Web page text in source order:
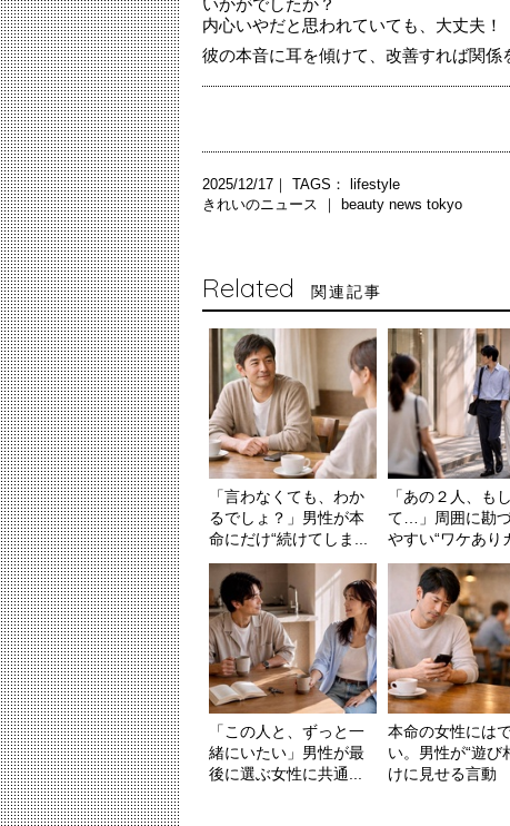
いかがでしたか？
内心いやだと思われていても、大丈夫！
彼の本音に耳を傾けて、改善すれば関係
2025/12/17｜ TAGS：
lifestyle
きれいのニュース ｜
beauty news tokyo
Related 関連記事
「言わなくても、わか
るでしょ？」男性が本
命にだけ“続けてしま...
「あの２人、も
て…」周囲に勘
やすい“ワケあり
「この人と、ずっと一
緒にいたい」男性が最
後に選ぶ女性に共通...
本命の女性には
い。男性が“遊び
けに見せる言動